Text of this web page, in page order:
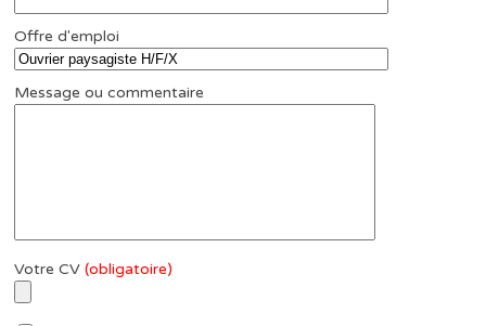
Offre d'emploi
Message ou commentaire
Votre CV(obligatoire)